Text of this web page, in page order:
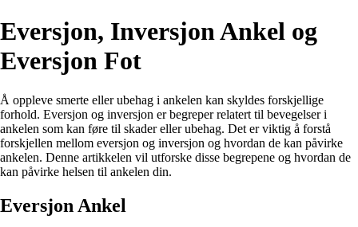
Eversjon, Inversjon Ankel og
Eversjon Fot
Å oppleve smerte eller ubehag i ankelen kan skyldes forskjellige
forhold. Eversjon og inversjon er begreper relatert til bevegelser i
ankelen som kan føre til skader eller ubehag. Det er viktig å forstå
forskjellen mellom eversjon og inversjon og hvordan de kan påvirke
ankelen. Denne artikkelen vil utforske disse begrepene og hvordan de
kan påvirke helsen til ankelen din.
Eversjon Ankel